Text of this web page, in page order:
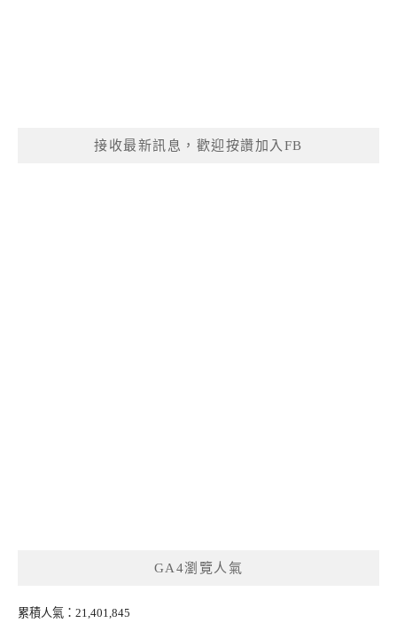
接收最新訊息，歡迎按讚加入FB
GA4瀏覽人氣
累積人氣：21,401,845